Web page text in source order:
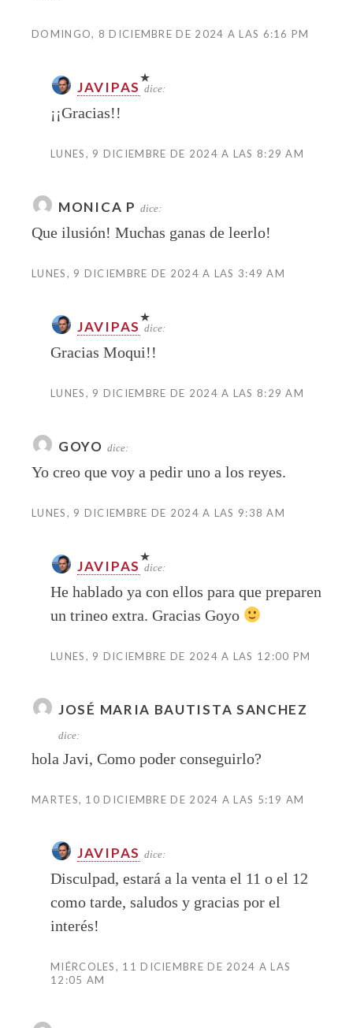
DOMINGO, 8 DICIEMBRE DE 2024 A LAS 6:16 PM
JAVIPAS dice:
¡¡Gracias!!
LUNES, 9 DICIEMBRE DE 2024 A LAS 8:29 AM
MONICA P dice:
Que ilusión! Muchas ganas de leerlo!
LUNES, 9 DICIEMBRE DE 2024 A LAS 3:49 AM
JAVIPAS dice:
Gracias Moqui!!
LUNES, 9 DICIEMBRE DE 2024 A LAS 8:29 AM
GOYO dice:
Yo creo que voy a pedir uno a los reyes.
LUNES, 9 DICIEMBRE DE 2024 A LAS 9:38 AM
JAVIPAS dice:
He hablado ya con ellos para que preparen
un trineo extra. Gracias Goyo
LUNES, 9 DICIEMBRE DE 2024 A LAS 12:00 PM
JOSÉ MARIA BAUTISTA SANCHEZ
dice:
hola Javi, Como poder conseguirlo?
MARTES, 10 DICIEMBRE DE 2024 A LAS 5:19 AM
JAVIPAS dice:
Disculpad, estará a la venta el 11 o el 12
como tarde, saludos y gracias por el
interés!
MIÉRCOLES, 11 DICIEMBRE DE 2024 A LAS
12:05 AM